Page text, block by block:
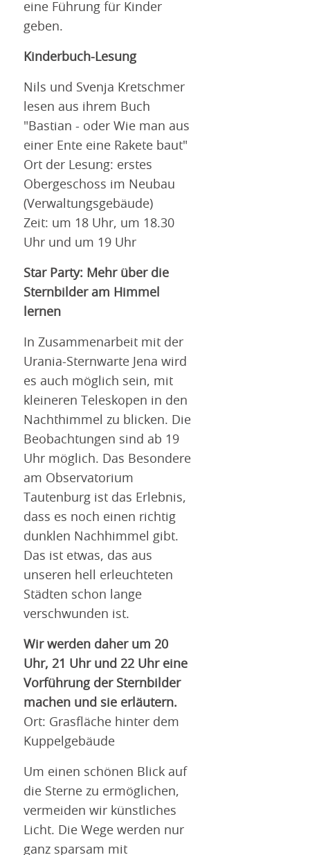
eine Führung für Kinder
geben.
Kinderbuch-Lesung
Nils und Svenja Kretschmer
lesen aus ihrem Buch
"Bastian - oder Wie man aus
einer Ente eine Rakete baut"
Ort der Lesung: erstes
Obergeschoss im Neubau
(Verwaltungsgebäude)
Zeit: um 18 Uhr, um 18.30
Uhr und um 19 Uhr
Star Party: Mehr über die
Sternbilder am Himmel
lernen
In Zusammenarbeit mit der
Urania-Sternwarte Jena wird
es auch möglich sein, mit
kleineren Teleskopen in den
Nachthimmel zu blicken. Die
Beobachtungen sind ab 19
Uhr möglich. Das Besondere
am Observatorium
Tautenburg ist das Erlebnis,
dass es noch einen richtig
dunklen Nachhimmel gibt.
Das ist etwas, das aus
unseren hell erleuchteten
Städten schon lange
verschwunden ist.
Wir werden daher um 20
Uhr, 21 Uhr und 22 Uhr eine
Vorführung der Sternbilder
machen und sie erläutern.
Ort: Grasfläche hinter dem
Kuppelgebäude
Um einen schönen Blick auf
die Sterne zu ermöglichen,
vermeiden wir künstliches
Licht. Die Wege werden nur
ganz sparsam mit